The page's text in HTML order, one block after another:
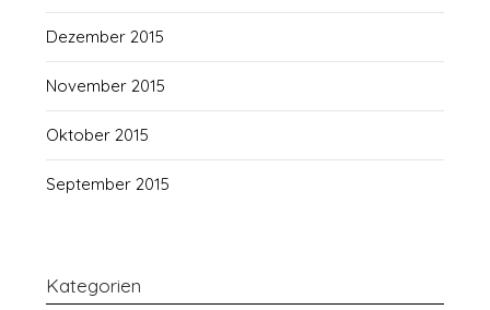
Dezember 2015
November 2015
Oktober 2015
September 2015
Kategorien